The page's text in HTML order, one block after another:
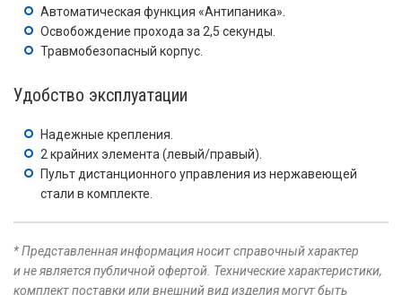
Автоматическая функция «Антипаника».
Освобождение прохода за 2,5 секунды.
Травмобезопасный корпус.
Удобство эксплуатации
Надежные крепления.
2 крайних элемента (левый/правый).
Пульт дистанционного управления из нержавеющей
стали в комплекте.
* Представленная информация носит справочный характер
и не является публичной офертой. Технические характеристики,
комплект поставки или внешний вид изделия могут быть